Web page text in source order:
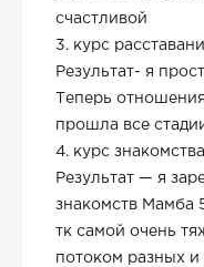
счастливой
3. курс
Результат- я
Теперь
прошла все
4. курс
Результат — я
знакомств Мамба
тк самой очень
потоком разных